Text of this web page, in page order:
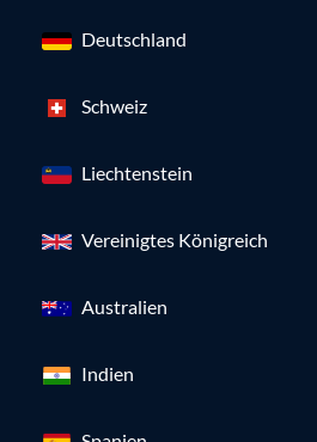
Deutschland
Schweiz
Liechtenstein
Vereinigtes Königreich
Australien
Indien